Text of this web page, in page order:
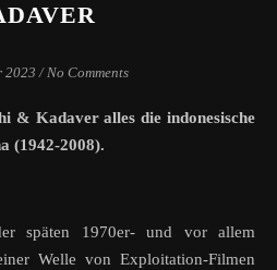
2023 / No Comments
(1942-2008).
späten 1970er- und vor allem
Welle von Exploitation-Filmen